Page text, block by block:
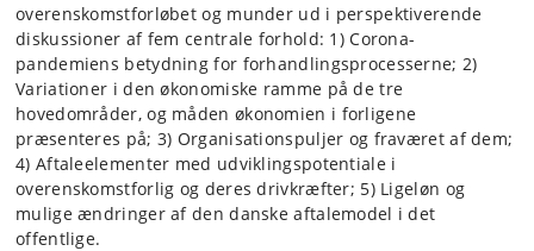
overenskomstforløbet og munder ud i perspektiverende
diskussioner af fem centrale forhold: 1) Corona-
pandemiens betydning for forhandlingsprocesserne; 2)
Variationer i den økonomiske ramme på de tre
hovedområder, og måden økonomien i forligene
præsenteres på; 3) Organisationspuljer og fraværet af dem;
4) Aftaleelementer med udviklingspotentiale i
overenskomstforlig og deres drivkræfter; 5) Ligeløn og
mulige ændringer af den danske aftalemodel i det
offentlige.